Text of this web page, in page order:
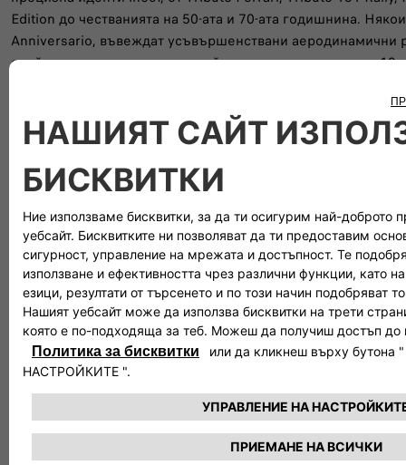
Edition до честванията на 50-ата и 70-ата годишнина.
Anniversario, въвеждат усъвършенствани аеродинамични
спойлер с променлива настройка, ръчно регулируем в 12
Turbo T-Jet (1368 куб. см) е непрекъснато
пускането си на пазара той предлага 135 к.с. и 180 Нм,
увеличава до 190 к.с. на екстремния 695 Biposto.
двигателя: най-мощните версии получават по-ниско
с 284 мм вентилирани дискове, гуми 205/40 и тунинг
esseesse. Комплектът Koni, който използва амортисьори
затихване, осигурява прецизно управление както на пътя,
Отличителният елемент на всеки Abarth остава звукът, от
Monza и Record Modena до титаниевите накрайници
придават на малкия Scorpion неповторим тон.
FIAT 500e (2020)
През 2020 г., повече от шестдесет години след
отвори нова глава с Nuova 500e, първият автомобил на
електрическо превозно средство. Символ на устойчива